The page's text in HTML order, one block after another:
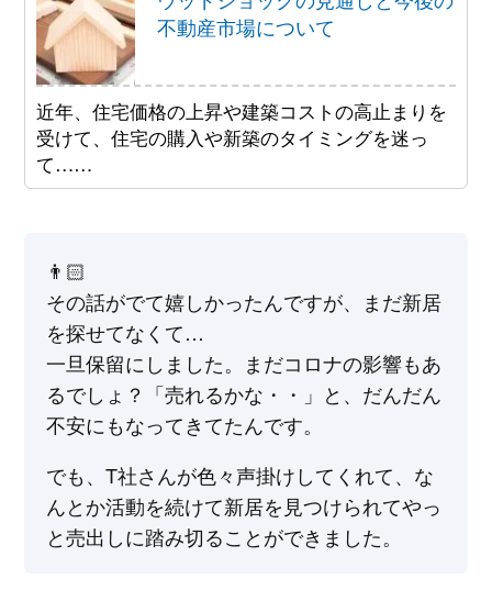
不動産市場について
近年、住宅価格の上昇や建築コストの高止まりを
受けて、住宅の購入や新築のタイミングを迷っ
て……
👨🏻
その話がでて嬉しかったんですが、まだ新居
を探せてなくて…
一旦保留にしました。まだコロナの影響もあ
るでしょ？「売れるかな・・」と、だんだん
不安にもなってきてたんです。
でも、T社さんが色々声掛けしてくれて、な
んとか活動を続けて新居を見つけられてやっ
と売出しに踏み切ることができました。